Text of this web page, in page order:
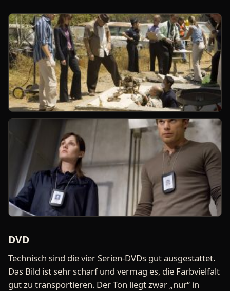
DVD
Technisch sind die vier Serien-DVDs gut ausgestattet.
Das Bild ist sehr scharf und vermag es, die Farbvielfalt
gut zu transportieren. Der Ton liegt zwar „nur“ in